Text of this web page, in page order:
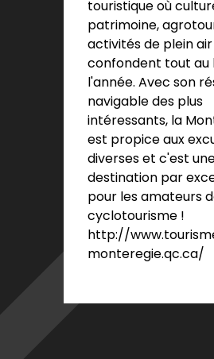
touristique où
patrimoine,
activités de plein
confondent tout au
l'année. Avec son
navigable des plus
intéressants, la
est propice aux
diverses et c'est
destination par
pour les amateurs
cyclotourisme !
http://
monteregie.qc.ca/